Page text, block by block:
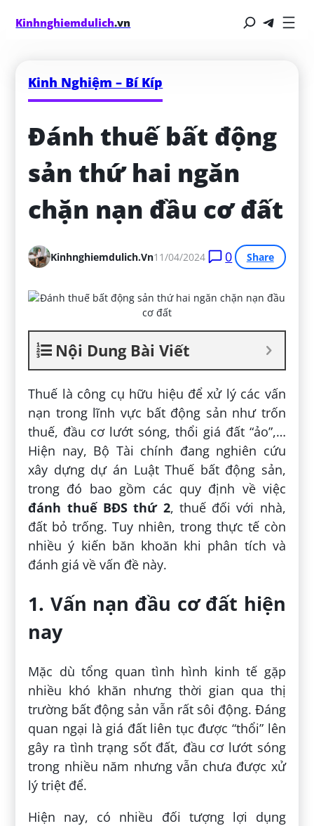
Kinhnghiemdulich.vn
Kinh Nghiệm – Bí Kíp
Đánh thuế bất động
sản thứ hai ngăn
chặn nạn đầu cơ đất
Kinhnghiemdulich.vn11/04/2024 0 Share
Nội Dung Bài Viết
Thuế là công cụ hữu hiệu để xử lý các vấn
nạn trong lĩnh vực bất động sản như trốn
thuế, đầu cơ lướt sóng, thổi giá đất “ảo”,…
Hiện nay, Bộ Tài chính đang nghiên cứu
xây dựng dự án Luật Thuế bất động sản,
trong đó bao gồm các quy định về việc
đánh thuế BĐS thứ 2, thuế đối với nhà,
đất bỏ trống. Tuy nhiên, trong thực tế còn
nhiều ý kiến băn khoăn khi phân tích và
đánh giá về vấn đề này.
1. Vấn nạn đầu cơ đất hiện
nay
Mặc dù tổng quan tình hình kinh tế gặp
nhiều khó khăn nhưng thời gian qua thị
trường bất động sản vẫn rất sôi động. Đáng
quan ngại là giá đất liên tục được “thổi” lên
gây ra tình trạng sốt đất, đầu cơ lướt sóng
trong nhiều năm nhưng vẫn chưa được xử
lý triệt để.
Hiện nay, có nhiều đối tượng lợi dụng